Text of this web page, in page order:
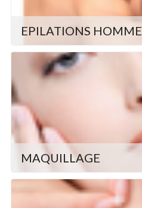
EPILATIONS HOMME
MAQUILLAGE